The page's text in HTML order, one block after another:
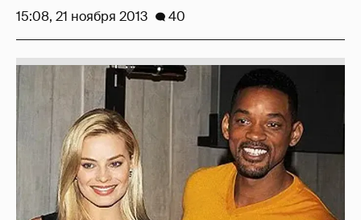
15:08, 21 ноября 2013 40